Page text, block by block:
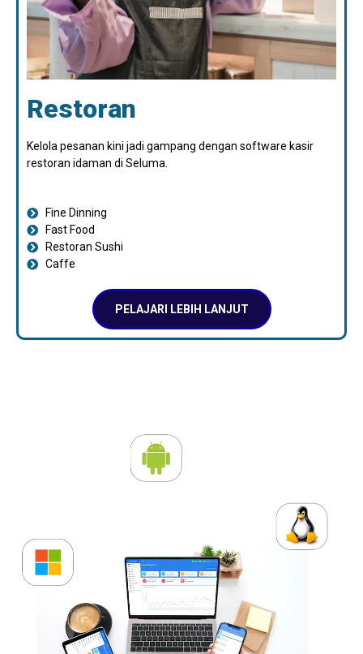
Restoran
Kelola pesanan kini jadi gampang dengan software kasir
restoran idaman di Seluma.
Fine Dinning
Fast Food
Restoran Sushi
Caffe
PELAJARI LEBIH LANJUT